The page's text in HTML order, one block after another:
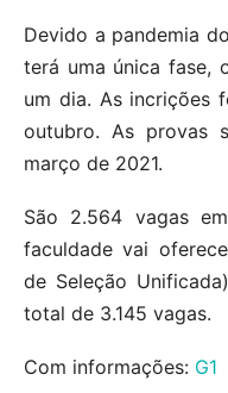
Devido a pandemia
terá uma única fase,
um dia. As incrições
outubro. As provas
março de 2021.
São 2.564 vagas
faculdade vai
de Seleção
total de 3.145 vagas.
Com informações: G1